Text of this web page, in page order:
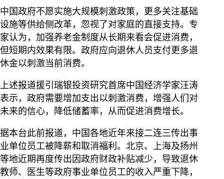
中国政府不愿实施大规模刺激政策，更多关注基础
设施等供给侧改革，忽视了对家庭的直接支持。专
家认为，加强养老金制度从长期来看会促进消费，
但短期内效果有限。政府应向退休人员支付更多退
休金以刺激当前消费。
上述报道援引瑞银投资研究首席中国经济学家汪涛
表示，政府需要增加支出以刺激消费，增强人们对
未来的信心，降低储蓄率，从而促进消费增长。
据本台此前报道，中国各地近年来接二连三传出事
业单位员工被降薪和取消福利。北京、上海及扬州
等地近期再度传出因政府财政补贴减少，导致退休
教师、医生等政府事业单位员工的收入严重下降，